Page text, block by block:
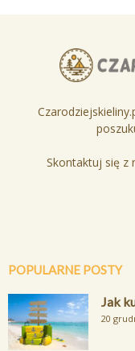
Skontaktuj się z
POPULARNE POSTY
Jak
20